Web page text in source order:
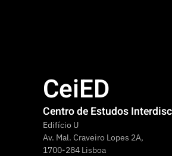
CeiED
Centro de Estudos
Edifício U
Av. Mal. Craveiro Lopes 2A,
1700-284 Lisboa